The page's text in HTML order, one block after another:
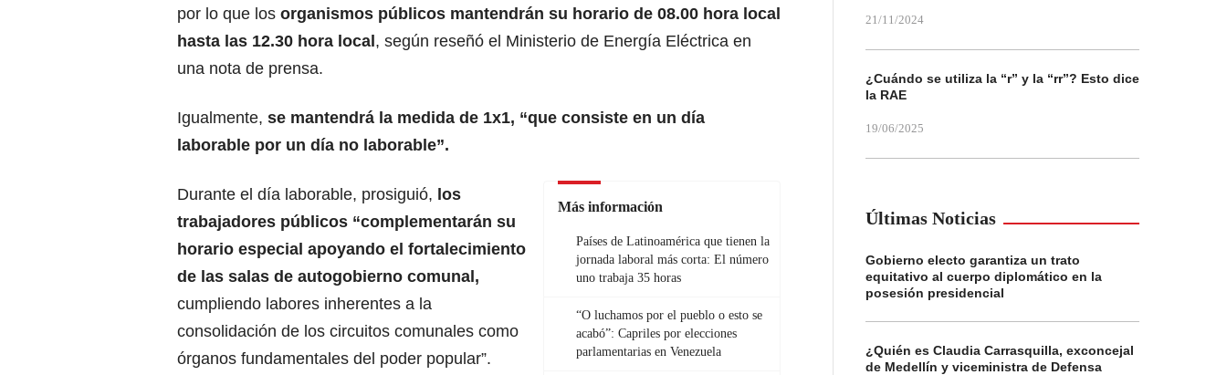
por lo que los organismos públicos mantendrán su horario de 08.00 hora local
hasta las 12.30 hora local , según reseñó el Ministerio de Energía Eléctrica en
una nota de prensa.
Igualmente, se mantendrá la medida de 1x1, “que consiste en un día
laborable por un día no laborable”.
Más información
Países de Latinoamérica que tienen la
jornada laboral más corta: El número
uno trabaja 35 horas
“O luchamos por el pueblo o esto se
acabó”: Capriles por elecciones
parlamentarias en Venezuela
Durante el día laborable, prosiguió, los
trabajadores públicos “complementarán su
horario especial apoyando el fortalecimiento
de las salas de autogobierno comunal,
cumpliendo labores inherentes a la
consolidación de los circuitos comunales como
órganos fundamentales del poder popular”.
21/11/2024
¿Cuándo se utiliza la “r” y la “rr”? Esto dice
la RAE
19/06/2025
Últimas Noticias
Gobierno electo garantiza un trato
equitativo al cuerpo diplomático en la
posesión presidencial
¿Quién es Claudia Carrasquilla, exconcejal
de Medellín y viceministra de Defensa